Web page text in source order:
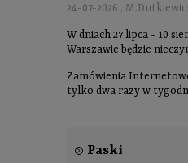
24-07-2026 ,
W dniach 27 lipca - 10
Warszawie będzie
Zamówienia
tylko dwa razy w
Paski